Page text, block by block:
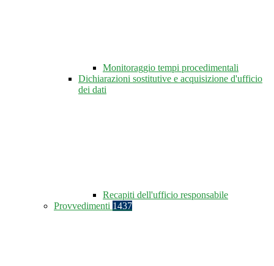
Monitoraggio tempi procedimentali
Dichiarazioni sostitutive e acquisizione d'ufficio
dei dati
Recapiti dell'ufficio responsabile
Provvedimenti 1437